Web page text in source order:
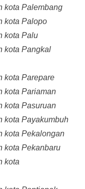
kota Palembang
kota Palopo
kota Palu
kota Pangkal
kota Parepare
kota Pariaman
kota Pasuruan
kota Payakumbuh
kota Pekalongan
kota Pekanbaru
kota